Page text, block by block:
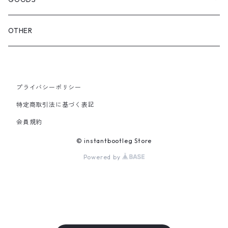
GLOVES&SCARF
SHOULDER
SMALL BAG
TOY
PINS& PINBACK
SOX
OTHER
プライバシーポリシー
特定商取引法に基づく表記
会員規約
© instantbootleg Store
Powered by